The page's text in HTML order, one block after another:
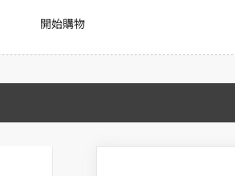
開始購物